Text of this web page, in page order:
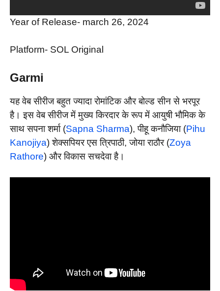
Year of Release- march 26, 2024
Platform- SOL Original
Garmi
यह वेब सीरीज बहुत ज्यादा रोमांटिक और बोल्ड सीन से भरपूर
है। इस वेब सीरीज में मुख्य किरदार के रूप में आयुषी भौमिक के
साथ सपना शर्मा (Sapna Sharma), पीहू कनौजिया (Pihu
Kanojiya) शेक्सपियर एस त्रिपाठी, जोया राठौर (Zoya
Rathore) और विकास सचदेवा है।